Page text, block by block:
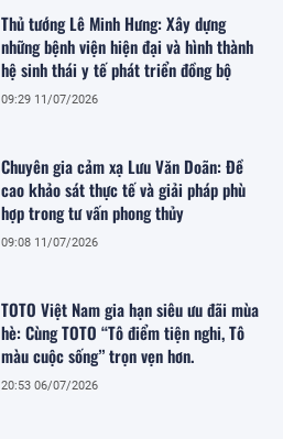
Thủ tướng Lê Minh Hưng: Xây dựng
những bệnh viện hiện đại và hình thành
hệ sinh thái y tế phát triển đồng bộ
09:29 11/07/2026
Chuyên gia cảm xạ Lưu Văn Doãn: Đề
cao khảo sát thực tế và giải pháp phù
hợp trong tư vấn phong thủy
09:08 11/07/2026
TOTO Việt Nam gia hạn siêu ưu đãi mùa
hè: Cùng TOTO “Tô điểm tiện nghi, Tô
màu cuộc sống” trọn vẹn hơn.
20:53 06/07/2026